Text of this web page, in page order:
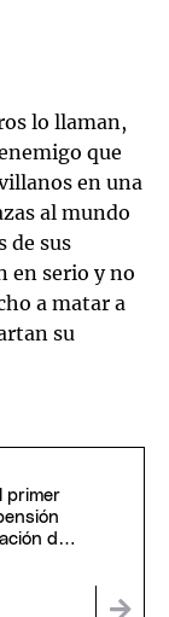
lo llaman,
que
en una
al mundo
de sus
en serio y no
a matar a
su
primer
de